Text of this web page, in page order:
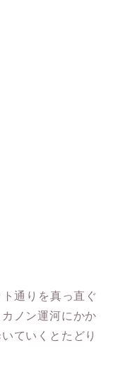
通りを真っ直ぐ
ノン運河にかか
ていくとたどり